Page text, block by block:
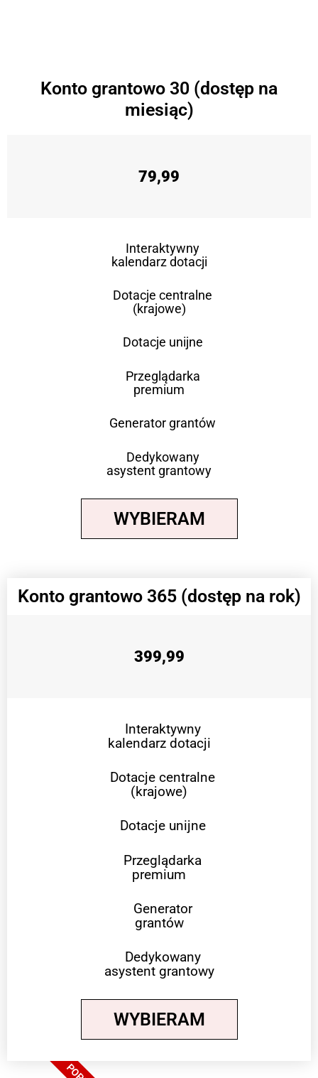
Konto grantowo 30 (dostęp na
miesiąc)
79,99
Interaktywny
kalendarz dotacji
Dotacje centralne
(krajowe)
Dotacje unijne
Przeglądarka
premium
Generator grantów
Dedykowany
asystent grantowy
WYBIERAM
Konto grantowo 365 (dostęp na rok)
399,99
Interaktywny
kalendarz dotacji
Dotacje centralne
(krajowe)
Dotacje unijne
Przeglądarka
premium
Generator
grantów
Dedykowany
asystent grantowy
WYBIERAM